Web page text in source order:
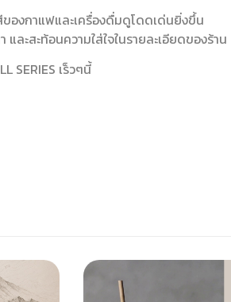
องกาแฟและเครื่องดื่มดูโดดเด่นยิ่งขึ้น
ละสะท้อนความใส่ใจในรายละเอียดของร้าน
SERIES เร็วๆนี้